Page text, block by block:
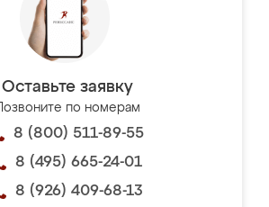
Оставьте заявку
Позвоните по номерам
8 (800) 511-89-55
8 (495) 665-24-01
8 (926) 409-68-13